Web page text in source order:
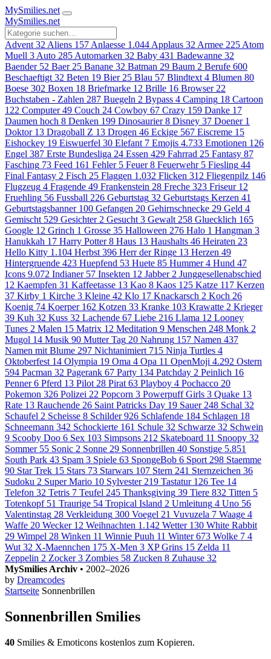
MySmilies.net
MySmilies.net
Advent 32 Aliens 157 Anlaesse 1.044 Applaus 32 Armee 225 Atom
Muell 3 Auto 285 Automarken 32 Baby 431 Badewanne 32
Baender 52 Baer 25 Banane 32 Batman 29 Baum 2 Berufe 600
Beschaeftigt 32 Beten 19 Bier 25 Blau 57 Blindtext 4 Blumen 80
Boese 302 Boxen 18 Briefmarke 12 Brille 16 Browser 22
Buchstaben - Zahlen 287 Buegeln 2 Bypass 4 Camping 18 Cartoon
122 Computer 49 Couch 24 Cowboy 67 Crazy 159 Danke 17
Daumen hoch 8 Denken 199 Dinosaurier 8 Disney 37 Doener 1
Doktor 13 Dragoball Z 13 Drogen 46 Eckige 567 Eiscreme 15
Eishockey 19 Eiswuerfel 30 Elefant 7 Emojis 4.733 Emotionen 126
Engel 387 Erste Bundesliga 24 Essen 429 Fahrrad 25 Fantasy 87
Fasching 73 Feed 161 Fehler 5 Feuer 8 Feuerwehr 5 Fiesling 44
Final Fantasy 2 Fisch 25 Flaggen 1.032 Flicken 312 Fliegenpilz 146
Flugzeug 4 Fragende 49 Frankenstein 28 Freche 323 Friseur 12
Fruehling 56 Fussball 226 Geburtstag 32 Geburtstags Kerzen 41
Geburtstagsbanner 100 Gefangen 20 Gehirnschnecke 29 Geld 4
Gemischt 529 Gesichter 2 Gesucht 3 Gewalt 258 Gluecklich 165
Google 12 Grinch 1 Grosse 35 Halloween 276 Halo 1 Hangman 3
Hanukkah 17 Harry Potter 8 Haus 13 Haushalts 46 Heiraten 23
Hello Kitty 1.104 Herbst 396 Herr der Ringe 13 Herzen 49
Hintergruende 423 Huepfend 53 Huete 85 Hummer 4 Hund 47
Icons 9.072 Indianer 57 Insekten 12 Jabber 2 Junggesellenabschied
12 Kaempfen 31 Kaffeetasse 13 Kao 8 Kaos 125 Katze 117 Kerzen
37 Kirby 1 Kirche 3 Kleine 42 Klo 17 Knackarsch 2 Koch 26
Koenig 74 Koerper 162 Kotzen 33 Kranke 103 Krawatte 2 Krieger
39 Kuh 32 Kuss 32 Lachende 67 Liebe 216 Llama 12 Looney
Tunes 2 Malen 15 Matrix 12 Meditation 9 Menschen 248 Monk 2
Mugol 14 Musik 90 Mutter Tag 20 Nahrung 157 Namen 437
Namen mit Blume 297 Nichtanimiert 715 Ninja Turtles 4
Oktoberfest 14 Olympia 19 Oma 4 Opa 11 OpenMoji 4.292 Ostern
594 Pacman 32 Pagerank 67 Party 134 Patchday 2 Peinlich 16
Penner 6 Pferd 13 Pilot 28 Pirat 63 Playboy 4 Pochacco 20
Pokemon 326 Polizei 22 Popcorn 3 Powerpuff Girls 3 Quake 13
Rate 13 Rauchende 26 Saint Patricks Day 19 Sauer 248 Schal 32
Schaufel 2 Scheisse 8 Schilder 926 Schlafende 184 Schlagen 18
Schneemann 342 Schockierte 161 Schule 32 Schwarze 32 Schwein
9 Scooby Doo 6 Sex 103 Simpsons 212 Skateboard 11 Snoopy 32
Sommer 55 Sonic 2 Sonne 29 Sonnenbrillen 40 Sonstige 5.851
South Park 43 Spam 3 Spiele 63 SpongeBob 6 Sport 298 Staemme
90 Star Trek 15 Stars 73 Starwars 107 Stern 241 Sternzeichen 36
Sudoku 2 Super Mario 10 Sylvester 219 Tastatur 126 Tee 14
Telefon 32 Tetris 7 Teufel 245 Thanksgiving 39 Tiere 832 Titten 5
Totenkopf 51 Traurige 54 Tropical Island 2 Umleitung 4 Uno 56
Valentinstag 28 Verkleidung 300 Voegel 21 Vuvuzela 7 Waage 4
Waffe 20 Wecker 12 Weihnachten 1.142 Wetter 130 White Rabbit
29 Wimpel 28 Winken 11 Winnie Puuh 11 Winter 673 Wolke 7 4
Wut 32 X-Maennchen 175 X-Men 3 XP Grins 15 Zelda 11
Zeppelin 2 Zocker 3 Zombies 58 Zucken 8 Zuhause 32
MySmilies Archiv • 2002–2026
by Dreamcodes
Startseite Sonnenbrillen
Sonnenbrillen Smilies
40 Smilies & Emoticons kostenlos zum Kopieren.